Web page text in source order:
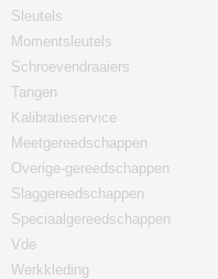
Sleutels
Momentsleutels
Schroevendraaiers
Tangen
Kalibratieservice
Meetgereedschappen
Overige-gereedschappen
Slaggereedschappen
Speciaalgereedschappen
Vde
Werkkleding